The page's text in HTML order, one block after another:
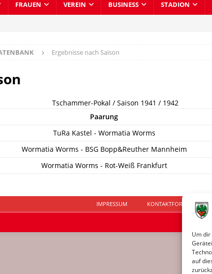
Um dir
auf
FRAUEN VEREIN BUSINESS STADION
Ergebnisse nach Saison
Tschammer-Pokal / Saison 1941 / 1942
Paarung
TuRa Kastel - Wormatia Worms
Wormatia Worms - BSG Bopp&Reuther Mannheim
Wormatia Worms - Rot-Weiß Frankfurt
IMPRESSUM KONTAKTFORMULAR